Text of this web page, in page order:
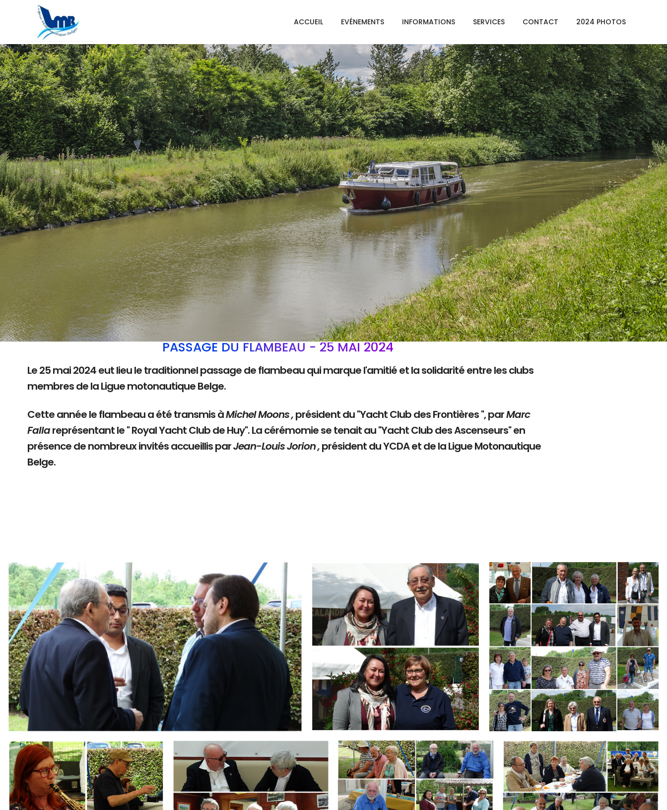
ACCUEIL EVÉNEMENTS INFORMATIONS SERVICES CONTACT 2024 PHOTOS
PASSAGE DU FLAMBEAU - 25 MAI 2024
Le 25 mai 2024 eut lieu le traditionnel passage de flambeau qui marque l'amitié et la solidarité entre les clubs
membres de la Ligue motonautique Belge.
Cette année le flambeau a été transmis àMichel Moons ,président du "Yacht Club des Frontières ", parMarc
Fallareprésentant le " Royal Yacht Club de Huy". La cérémomie se tenait au "Yacht Club des Ascenseurs" en
présence de nombreux invités accueillis parJean-Louis Jorion ,président du YCDA et de la Ligue Motonautique
Belge.
Branding
ARMCHAIR
Branding
ARMCHAIR
Branding
ARMCHAIR
Branding
ARMCHAIR ARMCHAIR
Branding
ARMCHAIR
Branding
ARMCHAIR